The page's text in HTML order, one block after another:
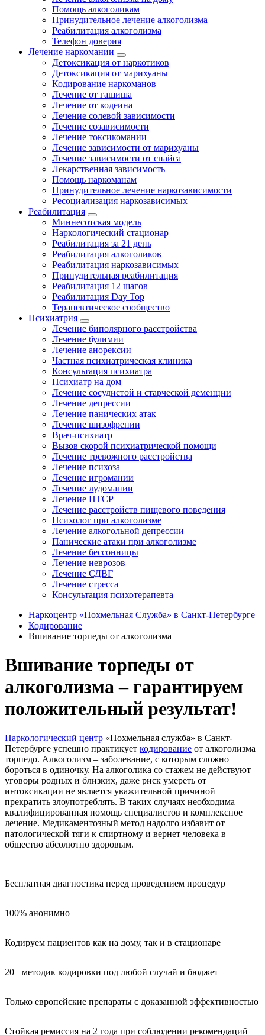
Помощь алкоголикам
Принудительное лечение алкоголизма
Реабилитация алкоголизма
Телефон доверия
Лечение наркомании
Детоксикация от наркотиков
Детоксикация от марихуаны
Кодирование наркоманов
Лечение от гашиша
Лечение от кодеина
Лечение солевой зависимости
Лечение созависимости
Лечение токсикомании
Лечение зависимости от марихуаны
Лечение зависимости от спайса
Лекарственная зависимость
Помощь наркоманам
Принудительное лечение наркозависимости
Ресоциализация наркозависимых
Реабилитация
Миннесотская модель
Наркологический стационар
Реабилитация за 21 день
Реабилитация алкоголиков
Реабилитация наркозависимых
Принудительная реабилитация
Реабилитация 12 шагов
Реабилитация Day Top
Терапевтическое сообщество
Психиатрия
Лечение биполярного расстройства
Лечение булимии
Лечение анорексии
Частная психиатрическая клиника
Консультация психиатра
Психиатр на дом
Лечение сосудистой и старческой деменции
Лечение депрессии
Лечение панических атак
Лечение шизофрении
Врач-психиатр
Вызов скорой психиатрической помощи
Лечение тревожного расстройства
Лечение психоза
Лечение игромании
Лечение лудомании
Лечение ПТСР
Лечение расстройств пищевого поведения
Психолог при алкоголизме
Лечение алкогольной депрессии
Панические атаки при алкоголизме
Лечение бессонницы
Лечение неврозов
Лечение СДВГ
Лечение стресса
Консультация психотерапевта
Наркоцентр «Похмельная Служба» в Санкт-Петербурге
Кодирование
Вшивание торпеды от алкоголизма
Вшивание торпеды от
алкоголизма – гарантируем
положительный результат!
Наркологический центр «Похмельная служба» в Санкт-
Петербурге успешно практикует кодирование от алкоголизма
торпедо. Алкоголизм – заболевание, с которым сложно
бороться в одиночку. На алкоголика со стажем не действуют
уговоры родных и близких, даже риск умереть от
интоксикации не является уважительной причиной
прекратить злоупотреблять. В таких случаях необходима
квалифицированная помощь специалистов и комплексное
лечение. Медикаментозный метод надолго избавит от
патологической тяги к спиртному и вернет человека в
общество абсолютно здоровым.
Бесплатная диагностика перед проведением процедур
100% анонимно
Кодируем пациентов как на дому, так и в стационаре
20+ методик кодировки под любой случай и бюджет
Только европейские препараты с доказанной эффективностью
Стойкая ремиссия на 2 года при соблюдении рекомендаций